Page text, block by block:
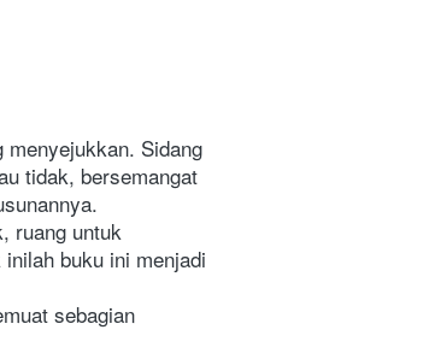
Sidang
tidak, bersemangat
ruang untuk
buku ini menjadi
sebagian